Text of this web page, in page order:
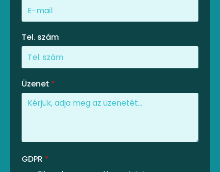
Tel. szám
Üzenet *
GDPR *